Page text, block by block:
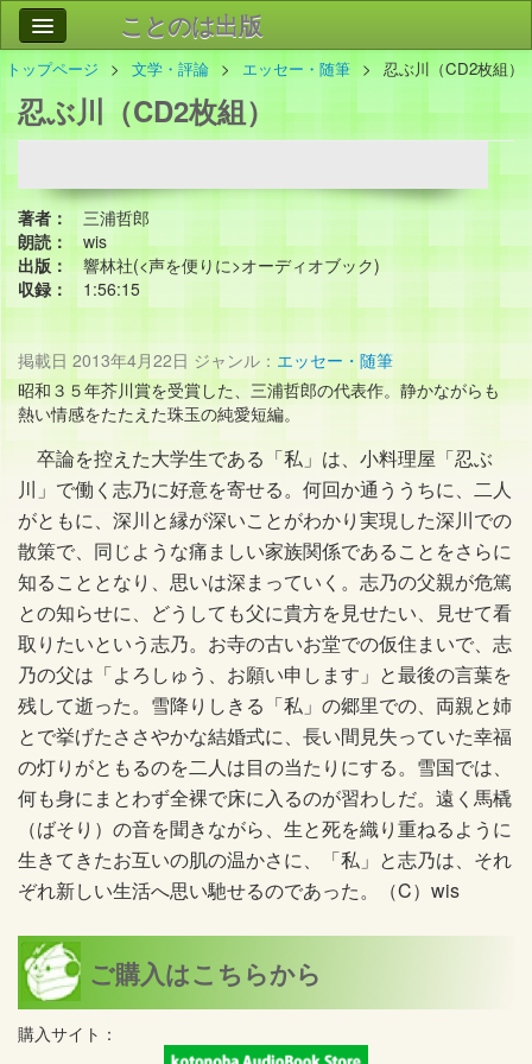
ことのは出版
作品
事業案内
会社情報
トップページ 文学・評論 エッセー・随筆 忍ぶ川（CD2枚組）
忍ぶ川（CD2枚組）
著者：
三浦哲郎
朗読：
wis
出版：
響林社(<声を便りに>オーディオブック)
収録：
1:56:15
掲載日 2013年4月22日 ジャンル： エッセー・随筆
昭和３５年芥川賞を受賞した、三浦哲郎の代表作。静かながらも
熱い情感をたたえた珠玉の純愛短編。
卒論を控えた大学生である「私」は、小料理屋「忍ぶ
川」で働く志乃に好意を寄せる。何回か通ううちに、二人
がともに、深川と縁が深いことがわかり実現した深川での
散策で、同じような痛ましい家族関係であることをさらに
知ることとなり、思いは深まっていく。志乃の父親が危篤
との知らせに、どうしても父に貴方を見せたい、見せて看
取りたいという志乃。お寺の古いお堂での仮住まいで、志
乃の父は「よろしゅう、お願い申します」と最後の言葉を
残して逝った。雪降りしきる「私」の郷里での、両親と姉
とで挙げたささやかな結婚式に、長い間見失っていた幸福
の灯りがともるのを二人は目の当たりにする。雪国では、
何も身にまとわず全裸で床に入るのが習わしだ。遠く馬橇
（ばそり）の音を聞きながら、生と死を織り重ねるように
生きてきたお互いの肌の温かさに、「私」と志乃は、それ
ぞれ新しい生活へ思い馳せるのであった。（C）wis
ご購入はこちらから
購入サイト：